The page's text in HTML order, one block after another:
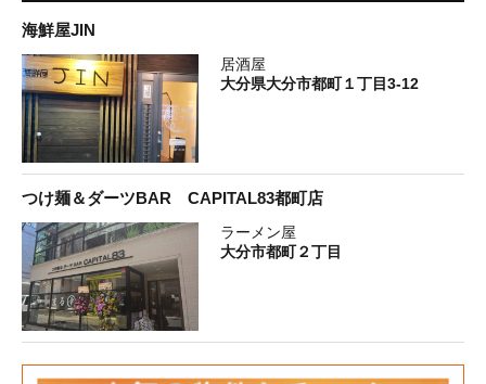
海鮮屋JIN
居酒屋
大分県大分市都町１丁目3-12
つけ麺＆ダーツBAR CAPITAL83都町店
ラーメン屋
大分市都町２丁目